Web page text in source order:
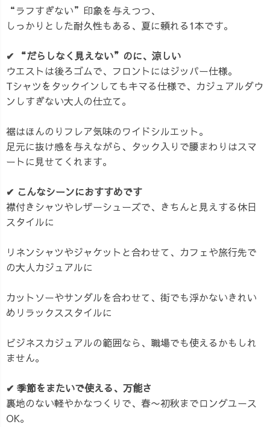
“ラフすぎない”印象を与えつつ、
しっかりとした耐久性もある、夏に頼れる1本です。
✔︎ “だらしなく見えない”のに、涼しい
ウエストは後ろゴムで、フロントにはジッパー仕様。
Tシャツをタックインしてもキマる仕様で、カジュアルダウ
ンしすぎない大人の仕立て。
裾はほんのりフレア気味のワイドシルエット。
足元に抜け感を与えながら、タック入りで腰まわりはスマ
ートに見せてくれます。
✔︎ こんなシーンにおすすめです
襟付きシャツやレザーシューズで、きちんと見えする休日
スタイルに
リネンシャツやジャケットと合わせて、カフェや旅行先で
の大人カジュアルに
カットソーやサンダルを合わせて、街でも浮かないきれい
めリラックススタイルに
ビジネスカジュアルの範囲なら、職場でも使えるかもしれ
ません。
✔︎ 季節をまたいで使える、万能さ
裏地のない軽やかなつくりで、春〜初秋までロングユース
OK。